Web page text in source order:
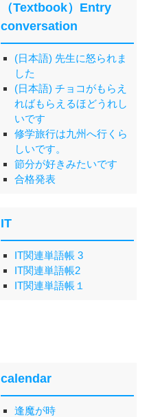
（Textbook）Entry
conversation
(日本語) 先生に怒られま
した
(日本語) チョコがもらえ
ればもらえるほどうれし
いです
修学旅行は九州へ行くら
しいです。
節分が好きみたいです
合格発表
IT
IT関連単語帳 3
IT関連単語帳2
IT関連単語帳１
calendar
逢魔が時